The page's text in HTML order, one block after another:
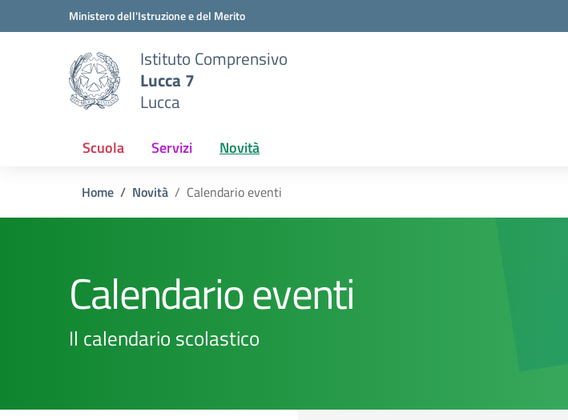
Vai ai contenuti
Vai al menu di navigazioneMinistero dell'Istruzione e del Merito
Istituto Comprensivo
Lucca 7
Lucca
Scuola Servizi Novità
Home Novità Calendario eventi
Calendario eventi
Il calendario scolastico